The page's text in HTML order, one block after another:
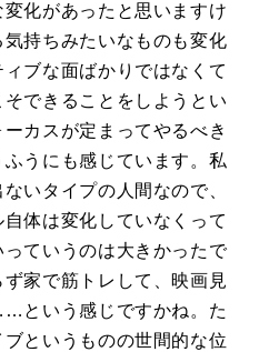
変化があったと思いますけ
持ちみたいなものも変化
ブな面ばかりではなくて
できることをしようとい
カスが定まってやるべき
うにも感じています。私
いタイプの人間なので、
体は変化していなくって
っていうのは大きかったで
家で筋トレして、映画見
という感じですかね。た
というものの世間的な位